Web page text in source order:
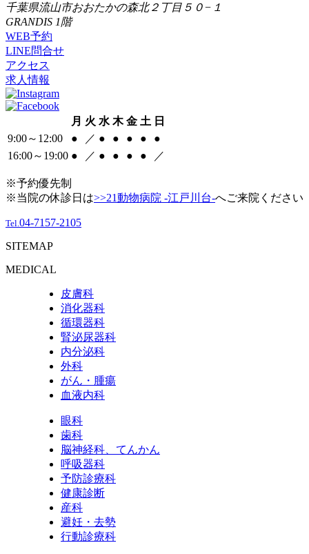
千葉県流山市おおたかの森北２丁目５０−１
GRANDIS 1階
WEB予約
LINE問合せ
アクセス
求人情報
月 火 水 木 金 土 日
9:00～12:00
● ／ ● ● ● ●
●
16:00～19:00 ● ／ ● ● ● ● ／
※予約優先制
※当院の休診日は>>21動物病院 -江戸川台-へご来院ください
Tel.04-7157-2105
SITEMAP
MEDICAL
皮膚科
消化器科
循環器科
腎泌尿器科
内分泌科
外科
がん・腫瘍
血液内科
眼科
歯科
脳神経科、てんかん
呼吸器科
予防診療科
健康診断
産科
避妊・去勢
行動診療科